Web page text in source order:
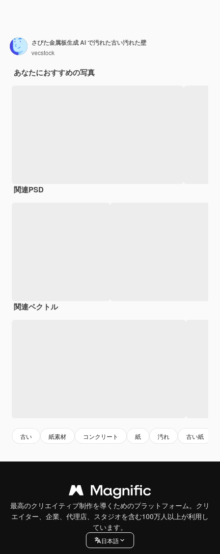
さびた金属板生成 AI で汚れた古い汚れた壁
vecstock
あなたにおすすめの写真
関連PSD
関連ベクトル
古い 紙素材 コンクリート 紙 汚れ 古い紙
最高のクリエイティブ制作を導くためのプラットフォーム。クリ
エイター、企業、代理店、スタジオを含む100万人以上が利用し
ています。
日本語